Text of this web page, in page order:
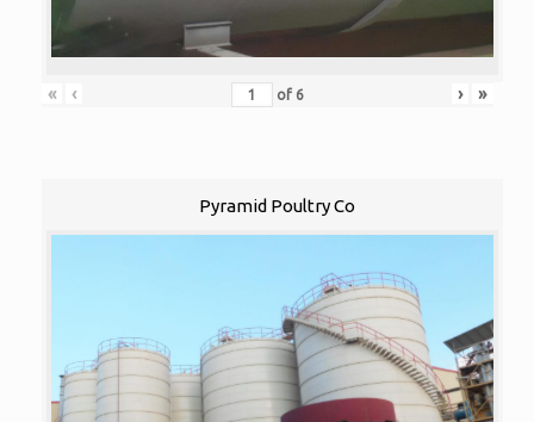
« ‹ of 6 › »
Pyramid Poultry Co